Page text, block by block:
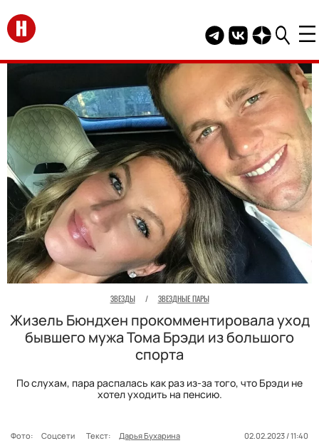
Перейти на главную
Telegram канал
Группа HELLO
Канал
ЗВЕЗДЫ / ЗВЕЗДНЫЕ ПАРЫ
Жизель Бюндхен прокомментировала уход
бывшего мужа Тома Брэди из большого
спорта
По слухам, пара распалась как раз из-за того, что Брэди не
хотел уходить на пенсию.
Фото: Соцсети Текст: Дарья Бухарина
02.02.2023 / 11:40